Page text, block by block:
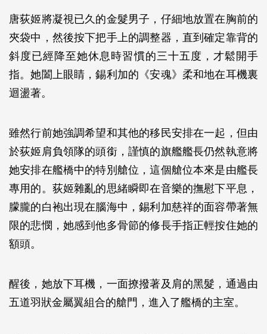
唐荻姬將凝視已久的金髮男子，仔細地放置在胸前的
夾袋中，然後按下把手上的調整器，直到確定靠背的
斜度已經降至她休息時習慣的三十五度，才鬆開手
指。她闔上眼睛，錫利加的《安魂》柔和地在耳機裏
迴盪著。
雖然行前她強調希望和其他的移民安排在一起，但由
於荻姬肩負領隊的頭銜，謹慎的旗艦艦長仍然執意將
她安排在艦橋中的特別艙位，這個艙位本來是由艦長
專用的。荻姬雜亂的思緒瞬即在音樂的撫慰下平息，
朦朧的白袍出現在腦海中，錫利加慈祥的面容帶著無
限的悲憫，她感到他多骨節的修長手指正輕按住她的
額頭。
醒後，她放下耳機，一面撩撥著及肩的黑髮，通過由
五道羽狀金屬翼組合的艙門，進入了艦橋的主室。